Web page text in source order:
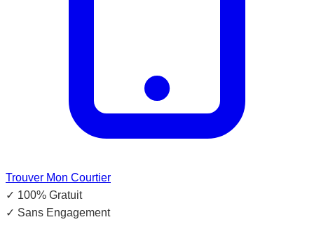
Trouver Mon Courtier
✓ 100% Gratuit
✓ Sans Engagement